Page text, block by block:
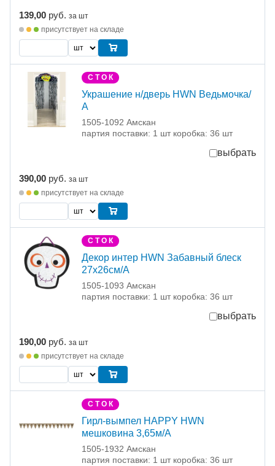
139,00 руб. за шт
присутствует на складе
С Т О К
Украшение н/дверь HWN Ведьмочка/
А
1505-1092 Амскан
партия поставки: 1 шт коробка: 36 шт
выбрать
390,00 руб. за шт
присутствует на складе
С Т О К
Декор интер HWN Забавный блеск
27х26см/А
1505-1093 Амскан
партия поставки: 1 шт коробка: 36 шт
выбрать
190,00 руб. за шт
присутствует на складе
С Т О К
Гирл-вымпел HAPPY HWN
мешковина 3,65м/A
1505-1932 Амскан
партия поставки: 1 шт коробка: 36 шт